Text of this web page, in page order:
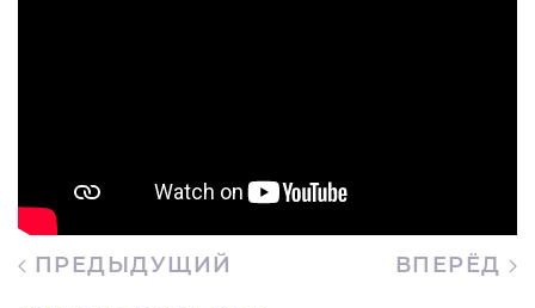
ПРЕДЫДУЩИЙ ВПЕРЁД